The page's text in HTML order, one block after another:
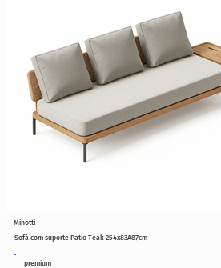
premium
Sofá com suporte Patio Teak 254x83A87cm
Minotti